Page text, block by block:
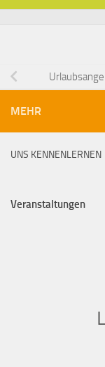
MEHR
UNS KENNENLERNEN
Veranstaltungen